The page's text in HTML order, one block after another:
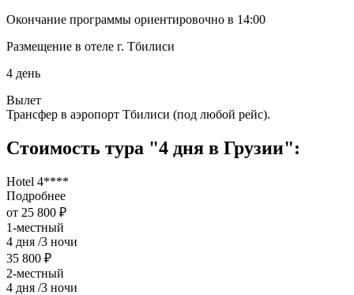
Окончание программы ориентировочно в 14:00
Размещение в отеле г. Тбилиси
4 день
Вылет
Трансфер в аэропорт Тбилиси (под любой рейс).
Стоимость тура "4 дня в Грузии":
Hotel 4****
Подробнее
от 25 800 ₽
1-местный
4 дня /3 ночи
35 800 ₽
2-местный
4 дня /3 ночи